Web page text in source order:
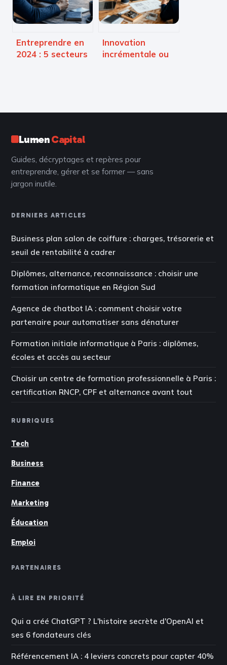
Entreprendre en
2024 : 5 secteurs
Innovation
incrémentale ou
stratégie
LumenCapital
Guides, décryptages et repères pour
entreprendre, gérer et se former — sans
jargon inutile.
DERNIERS ARTICLES
Business plan salon de coiffure : charges, trésorerie et
seuil de rentabilité à cadrer
Diplômes, alternance, reconnaissance : choisir une
formation informatique en Région Sud
Agence de chatbot IA : comment choisir votre
partenaire pour automatiser sans dénaturer
Formation initiale informatique à Paris : diplômes,
écoles et accès au secteur
Choisir un centre de formation professionnelle à Paris :
certification RNCP, CPF et alternance avant tout
RUBRIQUES
Tech
Business
Finance
Marketing
Éducation
Emploi
PARTENAIRES
À LIRE EN PRIORITÉ
Qui a créé ChatGPT ? L'histoire secrète d'OpenAI et
ses 6 fondateurs clés
Référencement IA : 4 leviers concrets pour capter 40%